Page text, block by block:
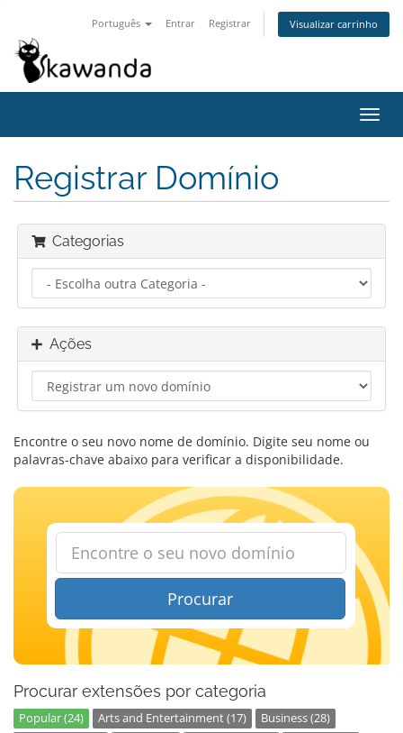
Português Entrar Registrar Visualizar carrinho
Registrar Domínio
Categorias
Ações
Encontre o seu novo nome de domínio. Digite seu nome ou
palavras-chave abaixo para verificar a disponibilidade.
Procurar
Procurar extensões por categoria
Popular (24) Arts and Entertainment (17)
Business (28)